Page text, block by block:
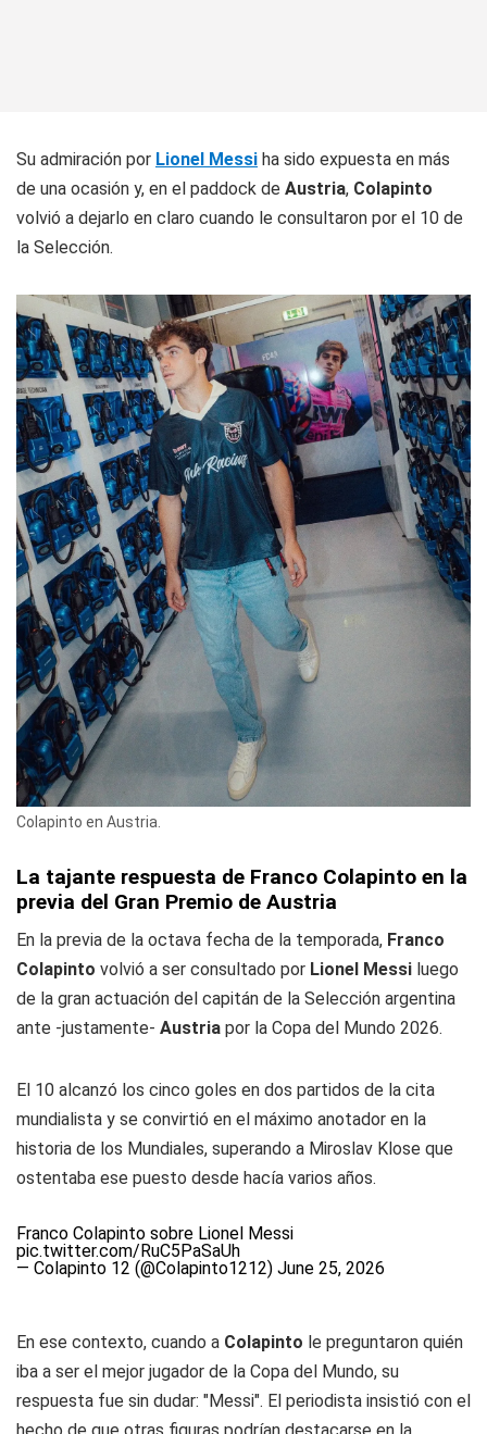
Su admiración por Lionel Messi ha sido expuesta en más
de una ocasión y, en el paddock de Austria, Colapinto
volvió a dejarlo en claro cuando le consultaron por el 10 de
la Selección.
Colapinto en Austria.
La tajante respuesta de Franco Colapinto en la
previa del Gran Premio de Austria
En la previa de la octava fecha de la temporada, Franco
Colapinto volvió a ser consultado por Lionel Messi luego
de la gran actuación del capitán de la Selección argentina
ante -justamente- Austria por la Copa del Mundo 2026.
El 10 alcanzó los cinco goles en dos partidos de la cita
mundialista y se convirtió en el máximo anotador en la
historia de los Mundiales, superando a Miroslav Klose que
ostentaba ese puesto desde hacía varios años.
Franco Colapinto sobre Lionel Messi
pic.twitter.com/RuC5PaSaUh
— Colapinto 12 (@Colapinto1212) June 25, 2026
En ese contexto, cuando a Colapinto le preguntaron quién
iba a ser el mejor jugador de la Copa del Mundo, su
respuesta fue sin dudar: "Messi". El periodista insistió con el